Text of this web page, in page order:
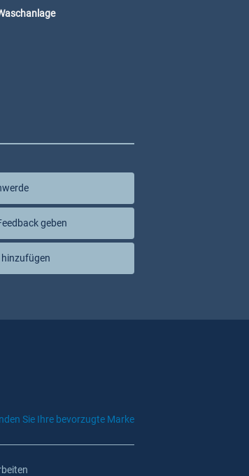
geben
Sie Ihre bevorzugte Marke